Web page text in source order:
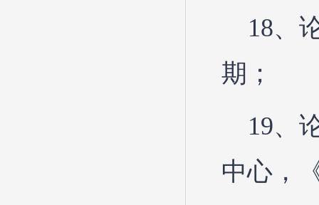
18、
期；
19、
中心，